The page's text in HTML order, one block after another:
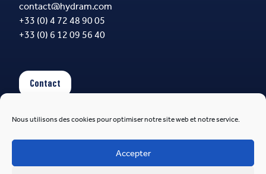
Nous utilisons des cookies pour optimiser notre site web et notre service.
Accepter
contact@hydram.com
+33 (0) 4 72 48 90 05
+33 (0) 6 12 09 56 40
Contact